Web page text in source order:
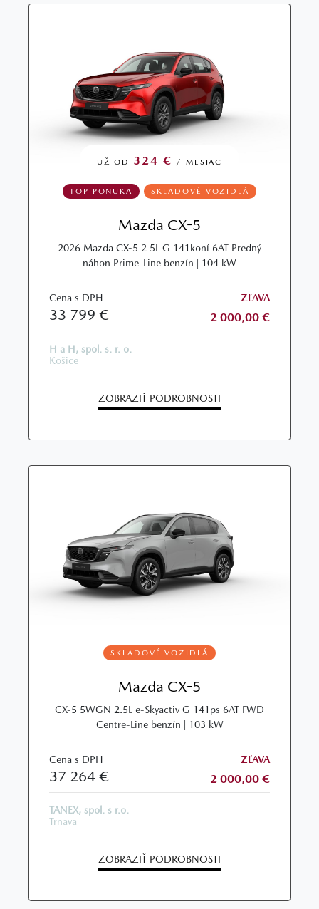
UŽ OD 324 € / MESIAC
TOP PONUKA SKLADOVÉ VOZIDLÁ
Mazda CX-5
2026 Mazda CX-5 2.5L G 141koní 6AT Predný
náhon Prime-Line benzín | 104 kW
Cena s DPH
33 799 €
ZĽAVA
2 000,00 €
H a H, spol. s. r. o.
Košice
ZOBRAZIŤ PODROBNOSTI
SKLADOVÉ VOZIDLÁ
Mazda CX-5
CX‑5 5WGN 2.5L e‑Skyactiv G 141ps 6AT FWD
Centre‑Line benzín | 103 kW
Cena s DPH
37 264 €
ZĽAVA
2 000,00 €
TANEX, spol. s r.o.
Trnava
ZOBRAZIŤ PODROBNOSTI